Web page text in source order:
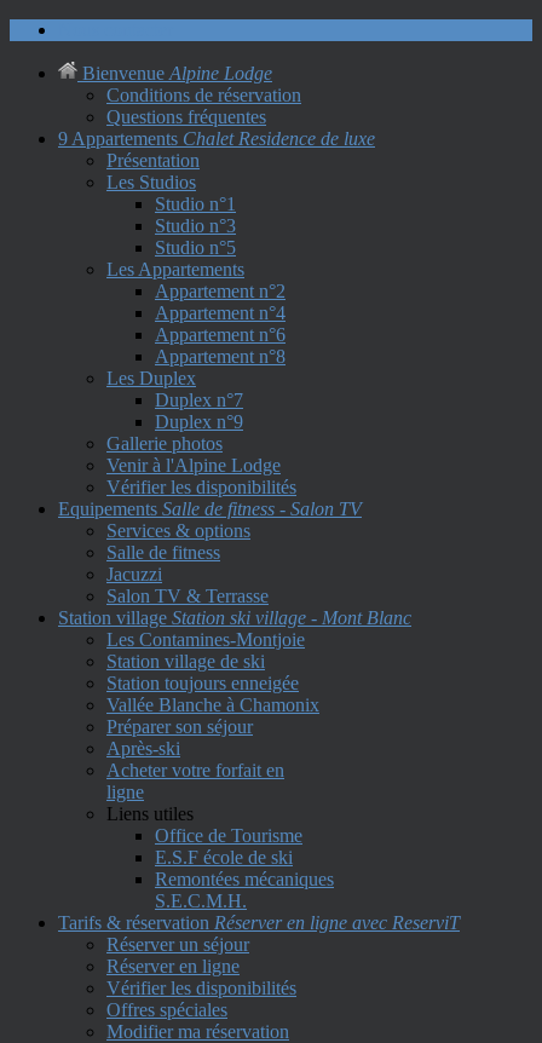
Bienvenue Alpine Lodge
Conditions de réservation
Questions fréquentes
9 Appartements Chalet Residence de luxe
Présentation
Les Studios
Studio n°1
Studio n°3
Studio n°5
Les Appartements
Appartement n°2
Appartement n°4
Appartement n°6
Appartement n°8
Les Duplex
Duplex n°7
Duplex n°9
Gallerie photos
Venir à l'Alpine Lodge
Vérifier les disponibilités
Equipements Salle de fitness - Salon TV
Services & options
Salle de fitness
Jacuzzi
Salon TV & Terrasse
Station village Station ski village - Mont Blanc
Les Contamines-Montjoie
Station village de ski
Station toujours enneigée
Vallée Blanche à Chamonix
Préparer son séjour
Après-ski
Acheter votre forfait en
ligne
Liens utiles
Office de Tourisme
E.S.F école de ski
Remontées mécaniques
S.E.C.M.H.
Tarifs & réservation Réserver en ligne avec ReserviT
Réserver un séjour
Réserver en ligne
Vérifier les disponibilités
Offres spéciales
Modifier ma réservation